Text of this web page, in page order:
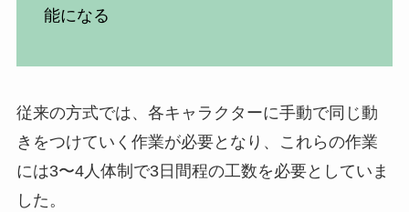
能になる
従来の方式では、各キャラクターに手動で同じ動
きをつけていく作業が必要となり、これらの作業
には3〜4人体制で3日間程の工数を必要としていま
した。